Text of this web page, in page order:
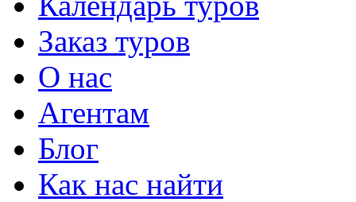
Заказ туров
О нас
Агентам
Блог
Как нас найти